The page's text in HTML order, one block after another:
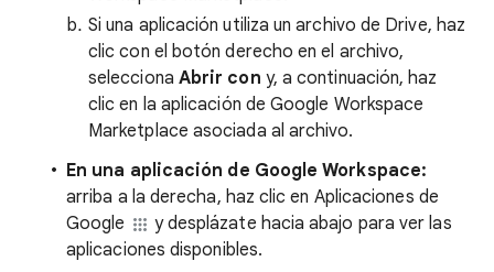
Si una aplicación utiliza un archivo de Drive, haz
clic con el botón derecho en el archivo,
selecciona Abrir con y, a continuación, haz
clic en la aplicación de Google Workspace
Marketplace asociada al archivo.
En una aplicación de Google Workspace:
arriba a la derecha, haz clic en Aplicaciones de
Google
y desplázate hacia abajo para ver las
aplicaciones disponibles.